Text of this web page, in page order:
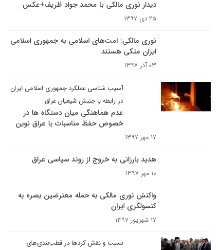
دیدار نوری مالکی با محمد جواد ظریف+عکس
۲۵ دی ۱۳۹۷
نوری مالکی: امت‌های اسلامی به جمهوری اسلامی
ایران متکی هستند
۰۳ آذر ۱۳۹۷
آسیب شناسی عملکرد جمهوری اسلامی ایران
در رابطه با جنبش شیعیان عراق
عدم هماهنگی میان دستگاه ها در
خصوص حفظ مناسبات با عراق نوین
۱۷ مهر ۱۳۹۷
هدید بارزانی به خروج از روند سیاسی عراق
۱۰ مهر ۱۳۹۷
واکنش نوری مالکی به حمله معترضین بصره به
کنسولگری ایران
۱۷ شهریور ۱۳۹۷
نسبت و نقش کردها در قطب‌بندی‌های